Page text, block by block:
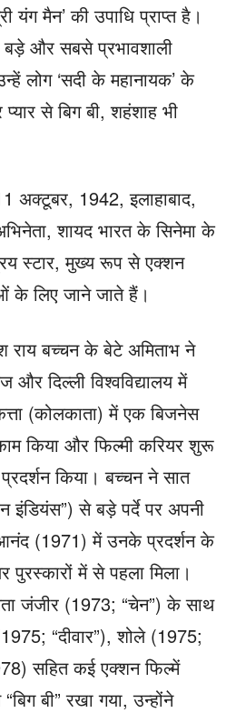
यंग मैन’ की उपाधि प्राप्त है।
बड़े और सबसे प्रभावशाली
लोग ‘सदी के महानायक’ के
से बिग बी, शहंशाह भी
अक्टूबर, 1942, इलाहाबाद,
शायद भारत के सिनेमा के
स्टार, मुख्य रूप से एक्शन
के लिए जाने जाते हैं।
राय बच्चन के बेटे अमिताभ ने
दिल्ली विश्वविद्यालय में
(कोलकाता) में एक बिजनेस
किया और फिल्मी करियर शुरू
किया। बच्चन ने सात
इंडियंस”) से बड़े पर्दे पर अपनी
(1971) में उनके प्रदर्शन के
में से पहला मिला।
जंजीर (1973; “चेन”) के साथ
“दीवार”), शोले (1975;
सहित कई एक्शन फिल्में
बी” रखा गया, उन्होंने